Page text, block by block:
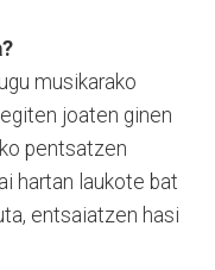
musikarako
joaten ginen
pentsatzen
hartan laukote bat
entsaiatzen hasi